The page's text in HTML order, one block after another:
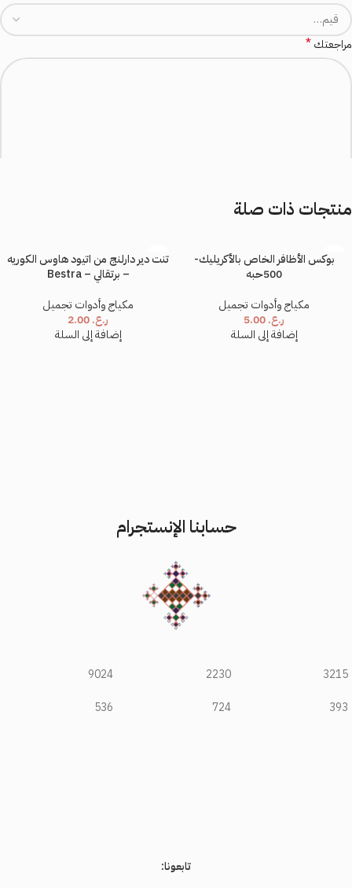
مراجعتك*
البريد الإلكتروني*
منتجات ذات صلة
بوكس الأظافر الخاص بالأكريليك-
500حبه
مكياج وأدوات تجميل
ر.ع.
إضافة إلى السلة
تنت دير دارلنج من اتيود هاوس الكوريه
– برتقالي – Bestra
مكياج وأدوات تجميل
ر.ع.
إضافة إلى السلة
حسابنا الإنستجرام
3215
393
2230
724
9024
536
تابعونا: